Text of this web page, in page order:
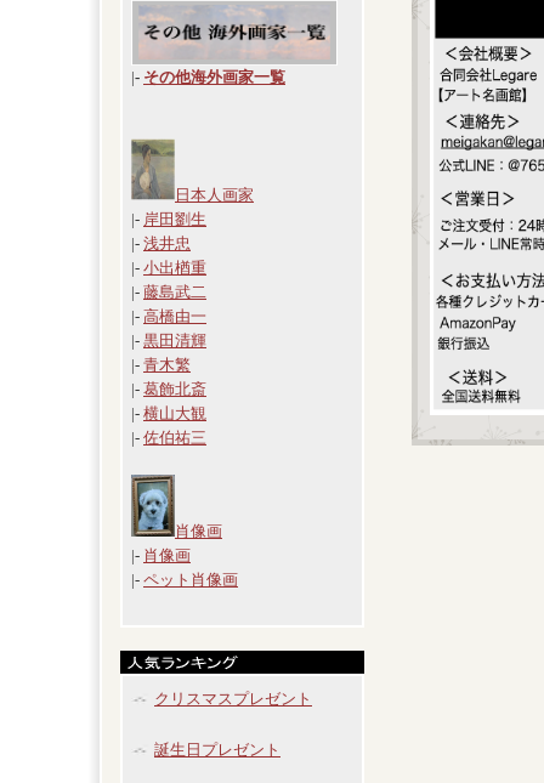
|- その他海外画家一覧
日本人画家
|- 岸田劉生
|- 浅井忠
|- 小出楢重
|- 藤島武二
|- 高橋由一
|- 黒田清輝
|- 青木繁
|- 葛飾北斎
|- 横山大観
|- 佐伯祐三
肖像画
|- 肖像画
|- ペット肖像画
クリスマスプレゼント
誕生日プレゼント